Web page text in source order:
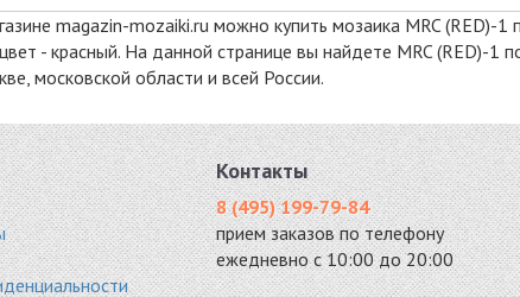
magazin-mozaiki.ru можно купить мозаика MRC (RED)-
- красный. На данной странице вы найдете MRC (RED)-
московской области и всей России.
Контакты
8 (495) 199-79-84
прием заказов по телефону
ежедневно с 10:00 до 20:00